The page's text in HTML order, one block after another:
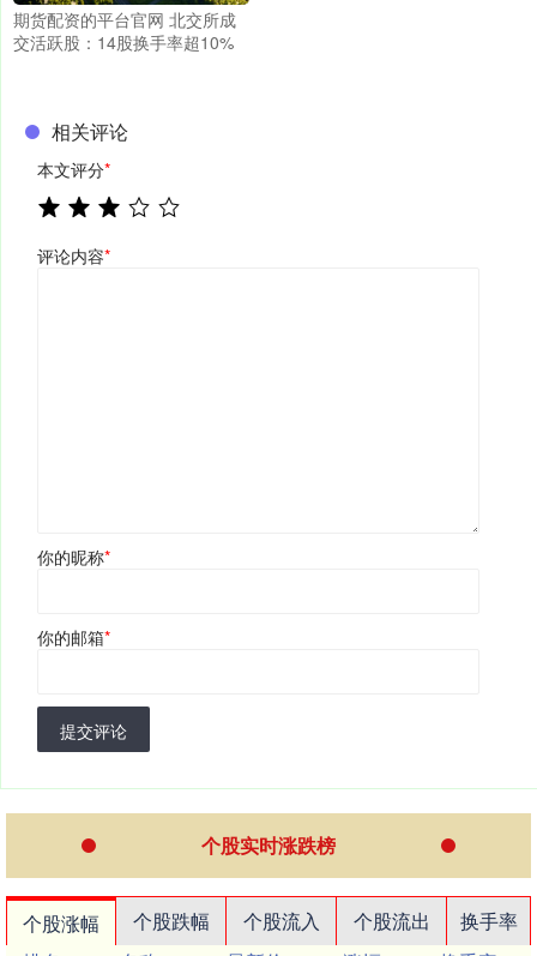
期货配资的平台官网 北交所成
交活跃股：14股换手率超10%
相关评论
本文评分*
评论内容*
你的昵称*
你的邮箱*
提交评论
个股实时涨跌榜
个股涨幅 个股跌幅 个股流入 个股流出
换手率